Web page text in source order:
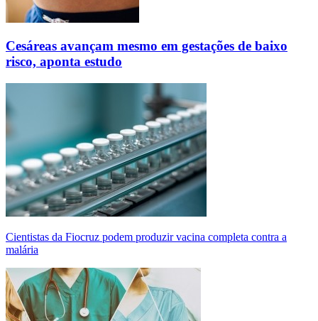
Cesáreas avançam mesmo em gestações de baixo
risco, aponta estudo
Cientistas da Fiocruz podem produzir vacina completa contra a
malária